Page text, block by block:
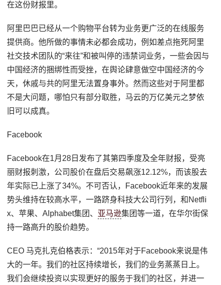
在这份财报里。
阿里巴巴已经从一个购物平台转为业务更广泛的在线服务
提供商。他所做的事情未必都会成功，例如差点拖死阿里
社交技术团队的“来往”和被叫停的违禁词业务，一些会因与
中国经济的捆绑性而受挫，在舆论肆意做空中国经济的今
天，休戚与共的阿里无法置身事外。然而这些对于阿里都
不是大问题，哪怕只有部分取胜，马云的万亿美元之梦依
旧可以成真。
Facebook
Facebook在1月28日发布了其第四季度及全年财报，受亮
丽财报刺激，公司股价在盘后交易飙涨12.12%，而该股去
年实际已上涨了34%。不可否认，Facebook近年来的发展
势头维持在较高水平，一路跻身科技大公司行列，和Netfli
x、苹果、Alphabet集团、 亚马逊集团等一道，在华尔街保
持一路高升的股价趋势。
CEO 马克扎克伯格表示：“2015年对于Facebook来说是伟
大的一年。我们的社区持续增长，我们的业务蒸蒸日上。
我们会继续投资以实现更好的服务于我们的社区，并进一